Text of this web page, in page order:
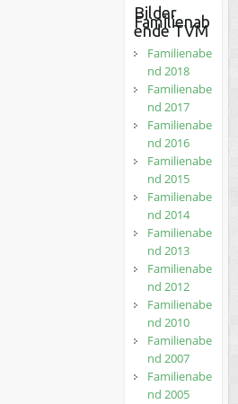
Bilder
Familienab
ende TVM
Familienabe
nd 2018
Familienabe
nd 2017
Familienabe
nd 2016
Familienabe
nd 2015
Familienabe
nd 2014
Familienabe
nd 2013
Familienabe
nd 2012
Familienabe
nd 2010
Familienabe
nd 2007
Familienabe
nd 2005